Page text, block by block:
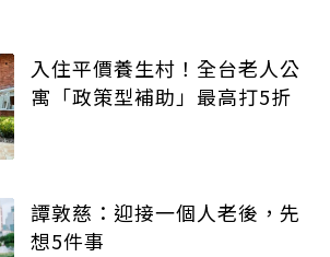
入住平價養生村！全台老人公
寓「政策型補助」最高打5折
譚敦慈：迎接一個人老後，先
想5件事